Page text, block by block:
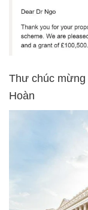
Thư chúc mừng
Hoàn